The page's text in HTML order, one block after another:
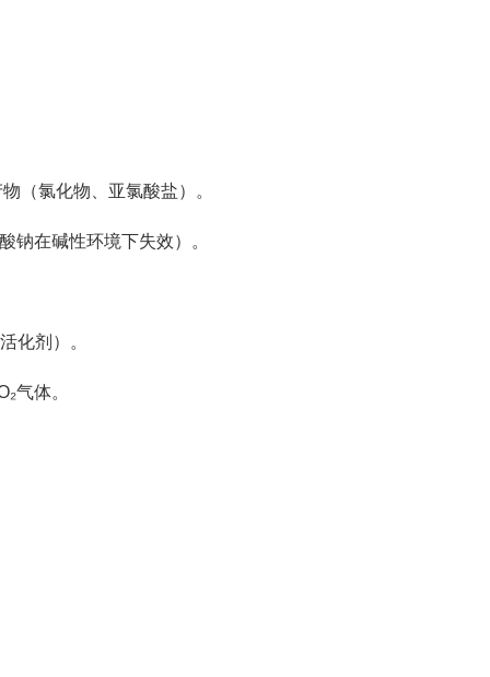
（氯化物、亚氯酸盐）。
钠在碱性环境下失效）。
化剂）。
气体。